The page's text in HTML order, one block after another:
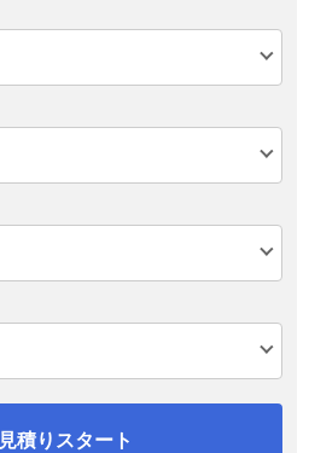
見積りスタート